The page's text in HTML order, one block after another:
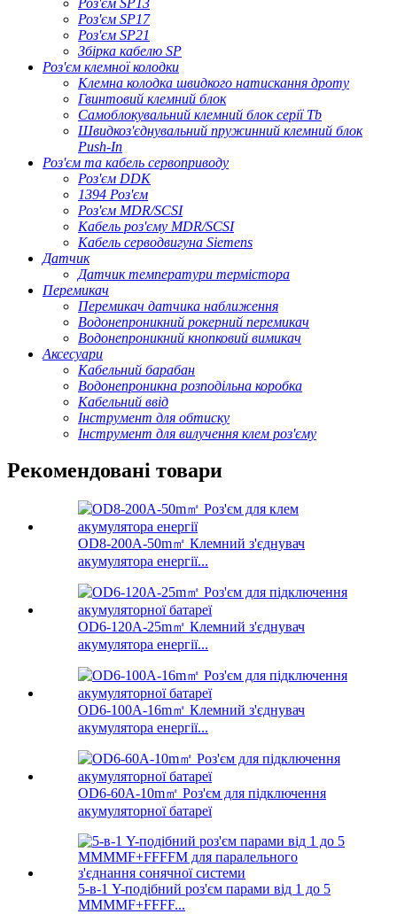
Роз'єм SP17
Роз'єм SP21
Збірка кабелю SP
Роз'єм клемної колодки
Клемна колодка швидкого натискання дроту
Гвинтовий клемний блок
Самоблокувальний клемний блок серії Tb
Швидкоз'єднувальний пружинний клемний блок
Push-In
Роз'єм та кабель сервоприводу
Роз'єм DDK
1394 Роз'єм
Роз'єм MDR/SCSI
Кабель роз'єму MDR/SCSI
Кабель серводвигуна Siemens
Датчик
Датчик температури термістора
Перемикач
Перемикач датчика наближення
Водонепроникний рокерний перемикач
Водонепроникний кнопковий вимикач
Аксесуари
Кабельний барабан
Водонепроникна розподільна коробка
Кабельний ввід
Інструмент для обтиску
Інструмент для вилучення клем роз'єму
Рекомендовані товари
OD8-200A-50m㎡ Клемний з'єднувач
акумулятора енергії...
OD6-120A-25m㎡ Клемний з'єднувач
акумулятора енергії...
OD6-100A-16m㎡ Клемний з'єднувач
акумулятора енергії...
OD6-60A-10m㎡ Роз'єм для підключення
акумуляторної батареї
5-в-1 Y-подібний роз'єм парами від 1 до 5
MMMMF+FFFF...